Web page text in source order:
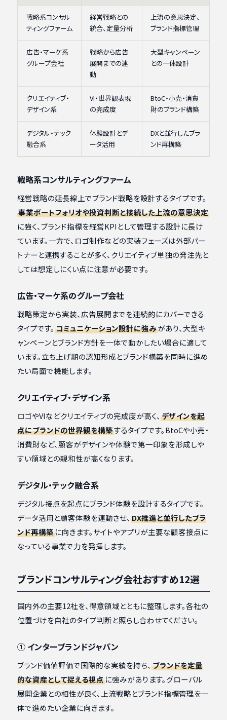
戦略系コンサル
ティングファーム
経営戦略との
統合、定量分析
上流の意思決定、
ブランド指標管理
広告・マーケ系
グループ会社
戦略から広告
展開までの連
動
大型キャンペーン
との一体設計
クリエイティブ・
デザイン系
VI・世界観表現
の完成度
BtoC・小売・消費
財のブランド構築
デジタル・テック
融合系
体験設計とデ
ータ活用
DXと並行したブラ
ンド再構築
戦略系コンサルティングファーム
経営戦略の延長線上でブランド戦略を設計するタイプです。
事業ポートフォリオや投資判断と接続した上流の意思決定
に強く、ブランド指標を経営KPIとして管理する設計に長け
ています。一方で、ロゴ制作などの実装フェーズは外部パー
トナーと連携することが多く、クリエイティブ単独の発注先と
しては想定しにくい点に注意が必要です。
広告・マーケ系のグループ会社
戦略策定から実装、広告展開までを連続的にカバーできる
タイプです。 コミュニケーション設計に強みがあり、大型キ
ャンペーンとブランド方針を一体で動かしたい場合に適して
います。立ち上げ期の認知形成とブランド構築を同時に進め
たい局面で機能します。
クリエイティブ・デザイン系
ロゴやVIなどクリエイティブの完成度が高く、 デザインを起
点にブランドの世界観を構築するタイプです。BtoCや小売・
消費財など、顧客がデザインや体験で第一印象を形成しや
すい領域との親和性が高くなります。
デジタル・テック融合系
デジタル接点を起点にブランド体験を設計するタイプです。
データ活用と顧客体験を連動させ、 DX推進と並行したブラ
ンド再構築に向きます。サイトやアプリが主要な顧客接点に
なっている事業で力を発揮します。
ブランドコンサルティング会社おすすめ12選
国内外の主要12社を、得意領域とともに整理します。各社の
位置づけを自社のタイプ判断と照らし合わせてください。
① インターブランドジャパン
ブランド価値評価で国際的な実績を持ち、 ブランドを定量
的な資産として捉える視点に強みがあります。グローバル
展開企業との相性が良く、上流戦略とブランド指標管理を一
体で進めたい企業に向きます。